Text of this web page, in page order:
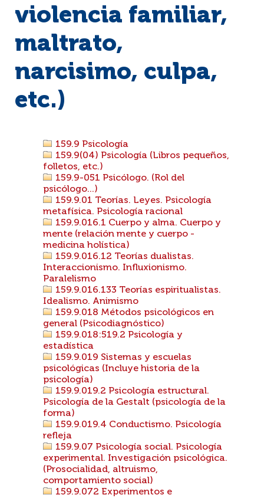
violencia familiar,
maltrato,
narcisimo, culpa,
etc.)
159.9 Psicología
159.9(04) Psicología (Libros pequeños,
folletos, etc.)
159.9-051 Psicólogo. (Rol del
psicólogo...)
159.9.01 Teorías. Leyes. Psicología
metafísica. Psicología racional
159.9.016.1 Cuerpo y alma. Cuerpo y
mente (relación mente y cuerpo -
medicina holística)
159.9.016.12 Teorías dualistas.
Interaccionismo. Influxionismo.
Paralelismo
159.9.016.133 Teorías espiritualistas.
Idealismo. Animismo
159.9.018 Métodos psicológicos en
general (Psicodiagnóstico)
159.9.018:519.2 Psicología y
estadística
159.9.019 Sistemas y escuelas
psicológicas (Incluye historia de la
psicología)
159.9.019.2 Psicología estructural.
Psicología de la Gestalt (psicología de la
forma)
159.9.019.4 Conductismo. Psicología
refleja
159.9.07 Psicología social. Psicología
experimental. Investigación psicológica.
(Prosocialidad, altruismo,
comportamiento social)
159.9.072 Experimentos e